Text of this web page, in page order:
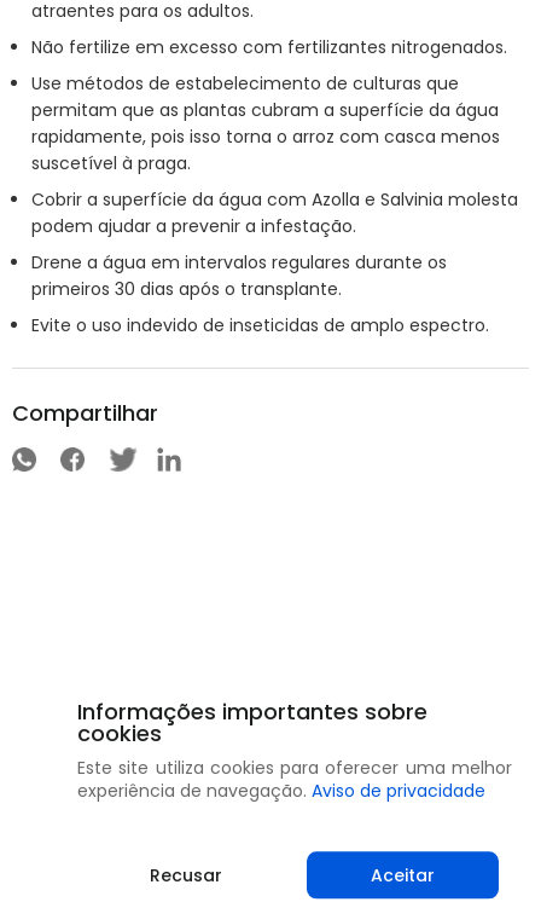
atraentes para os adultos.
Não fertilize em excesso com fertilizantes nitrogenados.
Use métodos de estabelecimento de culturas que
permitam que as plantas cubram a superfície da água
rapidamente, pois isso torna o arroz com casca menos
suscetível à praga.
Cobrir a superfície da água com Azolla e Salvinia molesta
podem ajudar a prevenir a infestação.
Drene a água em intervalos regulares durante os
primeiros 30 dias após o transplante.
Evite o uso indevido de inseticidas de amplo espectro.
Compartilhar
Informações importantes sobre
cookies
Este site utiliza cookies para oferecer uma melhor
experiência de navegação. Aviso de privacidade
Recusar Aceitar